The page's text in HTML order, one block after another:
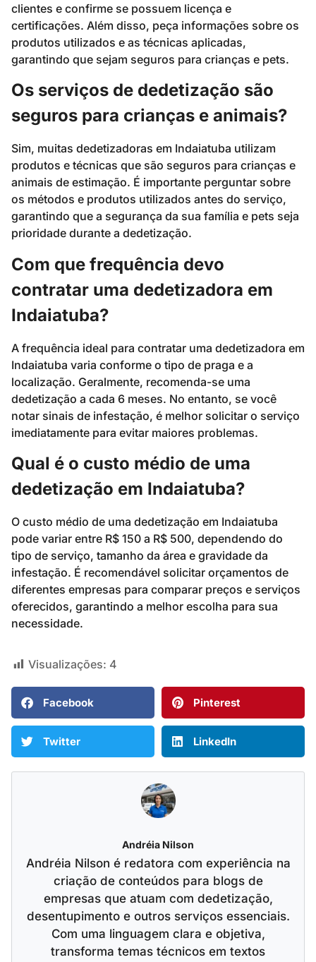
clientes e confirme se possuem licença e
certificações. Além disso, peça informações sobre os
produtos utilizados e as técnicas aplicadas,
garantindo que sejam seguros para crianças e pets.
Os serviços de dedetização são
seguros para crianças e animais?
Sim, muitas dedetizadoras em Indaiatuba utilizam
produtos e técnicas que são seguros para crianças e
animais de estimação. É importante perguntar sobre
os métodos e produtos utilizados antes do serviço,
garantindo que a segurança da sua família e pets seja
prioridade durante a dedetização.
Com que frequência devo
contratar uma dedetizadora em
Indaiatuba?
A frequência ideal para contratar uma dedetizadora em
Indaiatuba varia conforme o tipo de praga e a
localização. Geralmente, recomenda-se uma
dedetização a cada 6 meses. No entanto, se você
notar sinais de infestação, é melhor solicitar o serviço
imediatamente para evitar maiores problemas.
Qual é o custo médio de uma
dedetização em Indaiatuba?
O custo médio de uma dedetização em Indaiatuba
pode variar entre R$ 150 a R$ 500, dependendo do
tipo de serviço, tamanho da área e gravidade da
infestação. É recomendável solicitar orçamentos de
diferentes empresas para comparar preços e serviços
oferecidos, garantindo a melhor escolha para sua
necessidade.
Visualizações: 4
Facebook Pinterest
Twitter LinkedIn
Andréia Nilson
Andréia Nilson é redatora com experiência na
criação de conteúdos para blogs de
empresas que atuam com dedetização,
desentupimento e outros serviços essenciais.
Com uma linguagem clara e objetiva,
transforma temas técnicos em textos